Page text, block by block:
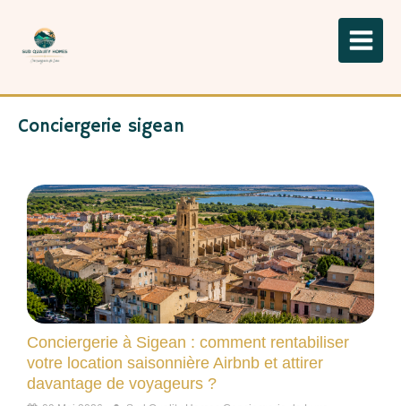
Conciergerie sigean
Conciergerie à Sigean : comment rentabiliser
votre location saisonnière Airbnb et attirer
davantage de voyageurs ?